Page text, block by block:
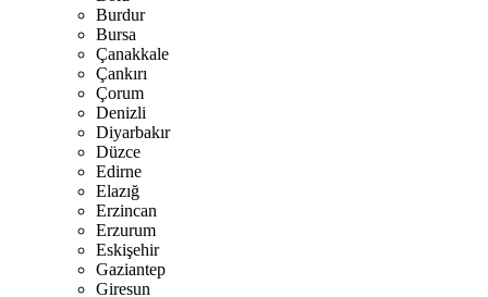
Burdur
Bursa
Çanakkale
Çankırı
Çorum
Denizli
Diyarbakır
Düzce
Edirne
Elazığ
Erzincan
Erzurum
Eskişehir
Gaziantep
Giresun